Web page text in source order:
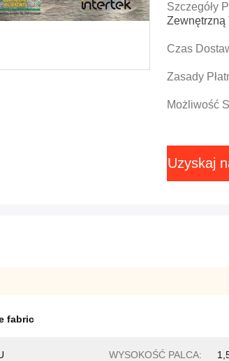
Szczegóły
Zewnętrzną
Czas
Zasady
Możliwość
Uzyskaj
fabric
WYSOKOŚĆ PALCA: